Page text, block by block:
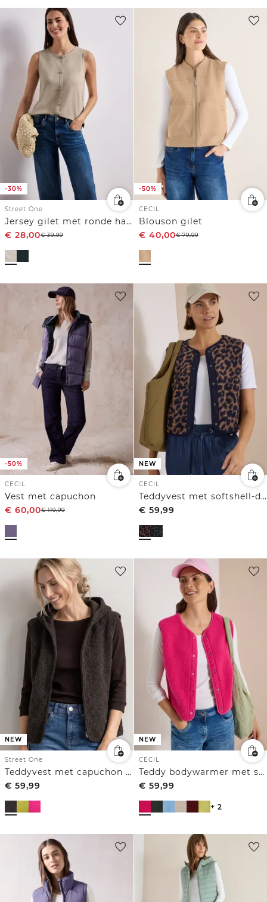
-30%
Street One
Jersey gilet met ronde hals
€ 28,00€39,99
-50%
CECIL
Blouson gilet
€ 40,00€79,99
-50%
CECIL
Vest met capuchon
€ 60,00€119,99
NEW
CECIL
Teddyvest met softshell-details en luipaardprint
€ 59,99
NEW
Street One
Teddyvest met capuchon en rits
€ 59,99
NEW
CECIL
Teddy bodywarmer met softshelldetails
€ 59,99
+ 2